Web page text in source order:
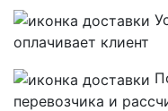
оплачивает клиент
перевозчика и